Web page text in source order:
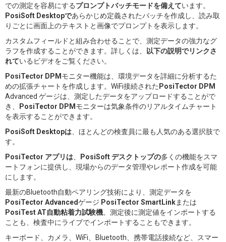
での測定を容易にするプロンプトバッチモードを備えています。
PosiSoft Desktopであらかじめ定義されたバッチを作成し、読み取
りごとに画面上のテキストと画像でプロンプトを表示します。
カスタムフィールドと組み合わせることで、測定データの強力なグ
ラフを作成することができます。詳しくは、 以下の説明でリンクさ
れているビデオをご覧ください。
PosiTector DPMモニター機能は、環境データを詳細に分析するた
めの拡張チャートを作成します。WiFi接続されたPosiTector DPM
Advanced ゲージは、測定したデータをアップロードすることがで
き、 PosiTector DPMモニターは気象条件のリアルタイムチャート
を表示することができます。
PosiSoft Desktopは 、ほとんどの検査員に最も人気のある選択肢で
す。
PosiTector アプリは
PosiSoft デスクトップの多くの機能をスマ
ートフォンに提供し、現場からのデータ管理やレポート作成を可能
にします。
最新のBluetooth自動ペアリング技術により、測定データを
PosiTector Advancedゲージ PosiTector SmartLinkまたは
PosiTest AT自動粘着力試験機。測定後に測定値をインポートする
ことも、検査中にライブでインポートすることもできます。
キーボード、カメラ、WiFi、Bluetooth、携帯電話接続など、スマー